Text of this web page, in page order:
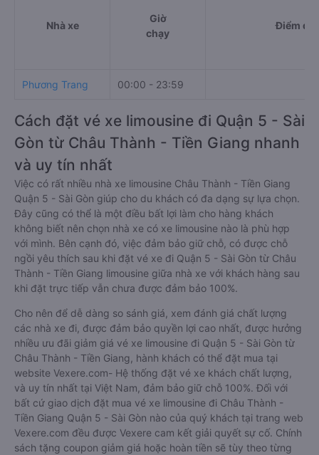
Nhà xe
Giờ
chạy
Điểm đi
Phương Trang 00:00 - 23:59
Cách đặt vé xe limousine đi Quận 5 - Sài
Gòn từ Châu Thành - Tiền Giang nhanh
và uy tín nhất
Việc có rất nhiều nhà xe limousine Châu Thành - Tiền Giang
Quận 5 - Sài Gòn giúp cho du khách có đa dạng sự lựa chọn.
Đây cũng có thể là một điều bất lợi làm cho hàng khách
không biết nên chọn nhà xe có xe limousine nào là phù hợp
với mình. Bên cạnh đó, việc đảm bảo giữ chỗ, có được chỗ
ngồi yêu thích sau khi đặt vé xe đi Quận 5 - Sài Gòn từ Châu
Thành - Tiền Giang limousine giữa nhà xe với khách hàng sau
khi đặt trực tiếp vẫn chưa được đảm bảo 100%.
Cho nên để dễ dàng so sánh giá, xem đánh giá chất lượng
các nhà xe đi, được đảm bảo quyền lợi cao nhất, được hưởng
nhiều ưu đãi giảm giá vé xe limousine đi Quận 5 - Sài Gòn từ
Châu Thành - Tiền Giang, hành khách có thể đặt mua tại
website Vexere.com- Hệ thống đặt vé xe khách chất lượng,
và uy tín nhất tại Việt Nam, đảm bảo giữ chỗ 100%. Đối với
bất cứ giao dịch đặt mua vé xe limousine đi Châu Thành -
Tiền Giang Quận 5 - Sài Gòn nào của quý khách tại trang web
Vexere.com đều được Vexere cam kết giải quyết sự cố. Chính
sách tặng coupon giảm giá hoặc hoàn tiền sẽ tùy theo từng